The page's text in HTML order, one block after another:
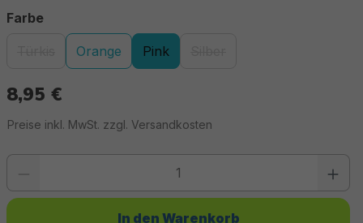
8,95 €
Preise inkl. MwSt. zzgl. Versandkosten
Farbeauswählen
(Diese Option ist zurzeit nicht verfügbar.)
Orange Pink
Produkt Anzahl: Gib den gewünschten Wert ein oder benutze die
In den Warenkorb